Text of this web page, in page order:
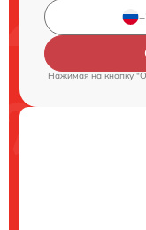
Нажимая на кнопку